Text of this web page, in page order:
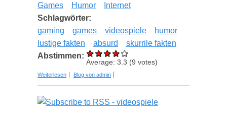
Games
Humor
Internet
Schlagwörter:
gaming
games videospiele
humor
lustige fakten
absurd
skurrile fakten
Abstimmen:
Average: 3.3 (9 votes)
Weiterlesen über Gaming vs Real-Life: Die 10 albernsten
Blog von admin